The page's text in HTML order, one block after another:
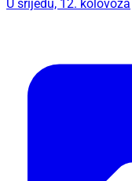
U srijedu, 12. kolovoza